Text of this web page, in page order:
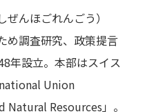
ぜんほごれんごう）
め調査研究、政策提言
年設立。本部はスイス
Union
Resources」。